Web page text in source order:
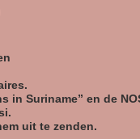
in Suriname” en de
uit te zenden.